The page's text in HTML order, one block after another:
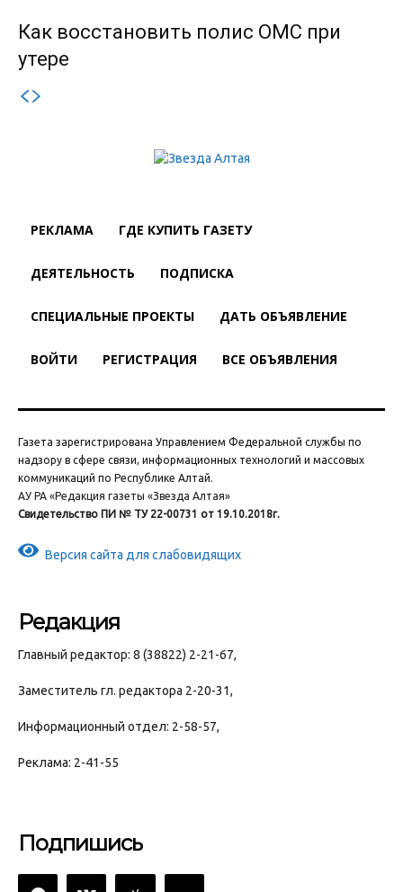
Как восстановить полис ОМС при
утере
РЕКЛАМА ГДЕ КУПИТЬ ГАЗЕТУ
ДЕЯТЕЛЬНОСТЬ ПОДПИСКА
СПЕЦИАЛЬНЫЕ ПРОЕКТЫ ДАТЬ ОБЪЯВЛЕНИЕ
ВОЙТИ РЕГИСТРАЦИЯ ВСЕ ОБЪЯВЛЕНИЯ
Газета зарегистрирована Управлением Федеральной службы по
надзору в сфере связи, информационных технологий и массовых
коммуникаций по Республике Алтай.
АУ РА «Редакция газеты «Звезда Алтая»
Свидетельство ПИ № ТУ 22-00731 от 19.10.2018г.
Версия сайта для слабовидящих
Редакция
Главный редактор: 8 (38822) 2-21-67,
Заместитель гл. редактора 2-20-31,
Информационный отдел: 2-58-57,
Реклама: 2-41-55
Подпишись